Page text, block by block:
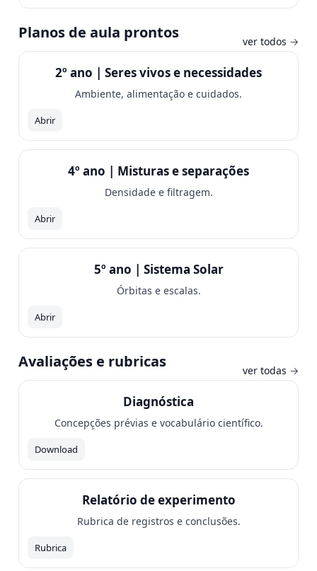
Planos de aula prontos ver todos →
2º ano | Seres vivos e necessidades
Ambiente, alimentação e cuidados.
Abrir
4º ano | Misturas e separações
Densidade e filtragem.
Abrir
5º ano | Sistema Solar
Órbitas e escalas.
Abrir
Avaliações e rubricas ver todas →
Diagnóstica
Concepções prévias e vocabulário científico.
Download
Relatório de experimento
Rubrica de registros e conclusões.
Rubrica